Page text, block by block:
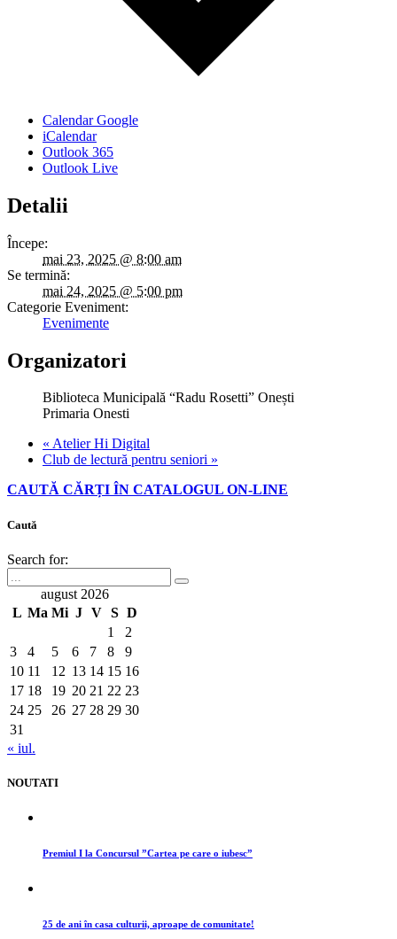
Calendar Google
iCalendar
Outlook 365
Outlook Live
Detalii
Începe:
mai 23, 2025 @ 8:00 am
Se termină:
mai 24, 2025 @ 5:00 pm
Categorie Eveniment:
Evenimente
Organizatori
Biblioteca Municipală “Radu Rosetti” Onești
Primaria Onesti
« Atelier Hi Digital
Club de lectură pentru seniori »
CAUTĂ CĂRȚI ÎN CATALOGUL ON-LINE
Caută
Search for:
august 2026
L Ma Mi J V S D
1
2
3
4 5 6 7 8
9
10 11 12 13 14 15 16
17 18 19 20 21 22 23
24 25 26 27 28 29 30
31
« iul.
NOUTATI
Premiul I la Concursul ”Cartea pe care o iubesc”
25 de ani în casa culturii, aproape de comunitate!